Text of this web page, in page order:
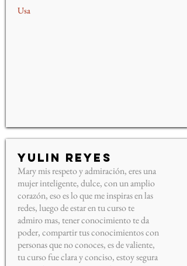
Usa
Yulin Reyes
Mary mis respeto y admiración, eres una
mujer inteligente, dulce, con un amplio
corazón, eso es lo que me inspiras en las
redes, luego de estar en tu curso te
admiro mas, tener conocimiento te da
poder, compartir tus conocimientos con
personas que no conoces, es de valiente,
tu curso fue clara y conciso, estoy segura